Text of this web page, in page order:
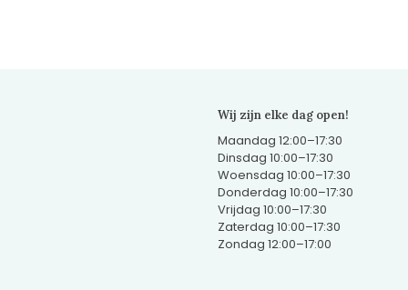
Wij zijn elke dag open!
Maandag 12:00–17:30
Dinsdag 10:00–17:30
Woensdag 10:00–17:30
Donderdag 10:00–17:30
Vrijdag 10:00–17:30
Zaterdag 10:00–17:30
Zondag 12:00–17:00